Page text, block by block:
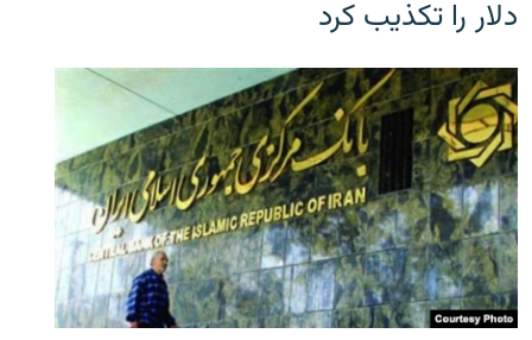
دلار را تکذیب کرد